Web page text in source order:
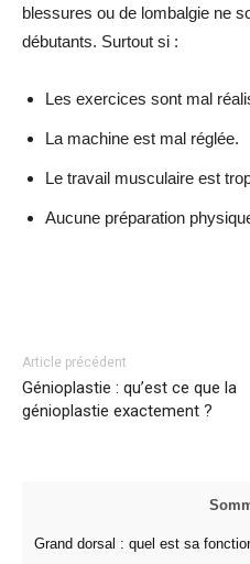
blessures ou de lombalgie ne
débutants. Surtout si :
Les exercices sont mal
La machine est mal réglée.
Le travail musculaire est
Aucune préparation
Article précédent
Génioplastie : qu’est ce que la
génioplastie exactement ?
Grand dorsal : quel est sa